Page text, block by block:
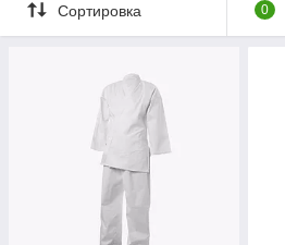
Сортировка 0